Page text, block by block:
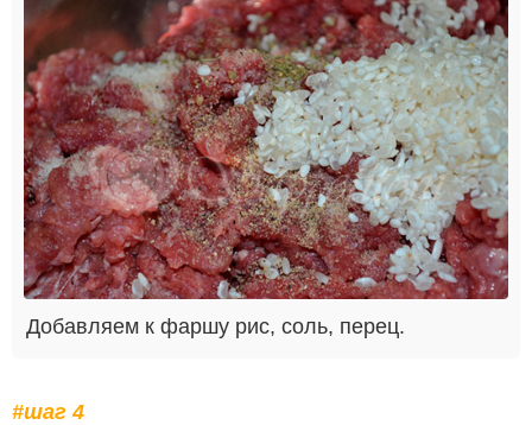
Добавляем к фаршу рис, соль, перец.
#шаг 4